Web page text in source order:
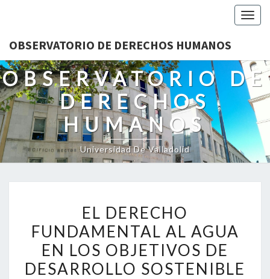
OBSERVATORIO DE DERECHOS HUMANOS
OBSERVATORIO DE
DERECHOS
HUMANOS
Universidad De Valladolid
DERECHO
FUNDAMENTAL
AL
AGUA
EL DERECHO
FUNDAMENTAL AL AGUA
EN LOS OBJETIVOS DE
DESARROLLO SOSTENIBLE